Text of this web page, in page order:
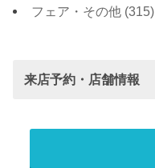
フェア・その他 (315)
来店予約・店舗情報